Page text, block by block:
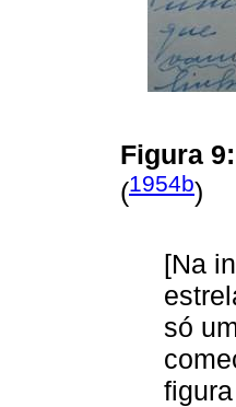
Figura 9:
(1954b)
[Na
só